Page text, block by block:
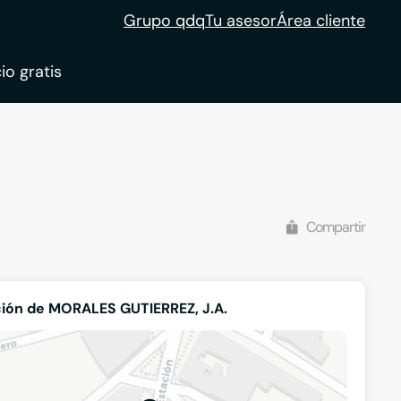
Grupo qdqTu asesorÁrea cliente
gratis
Compartir
de MORALES GUTIERREZ, J.A.